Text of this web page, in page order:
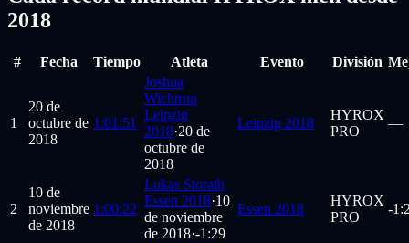
2018
# Fecha Tiempo Atleta Evento División
1
20 de
octubre de
2018
1:01:51
Joshua
Wichtrup
Leipzig
2018·20 de
octubre de
2018
Leipzig 2018
HYROX
PRO
—
2
10 de
noviembre
de 2018
1:00:22
Lukas Storath
Essen 2018·10
de noviembre
de 2018·-1:29
Essen 2018
HYROX
PRO
-